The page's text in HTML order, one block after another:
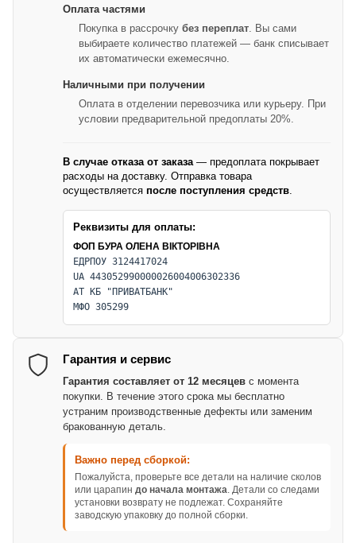
Оплата частями
Покупка в рассрочку без переплат. Вы сами
выбираете количество платежей — банк списывает
их автоматически ежемесячно.
Наличными при получении
Оплата в отделении перевозчика или курьеру. При
условии предварительной предоплаты 20%.
В случае отказа от заказа— предоплата покрывает
расходы на доставку. Отправка товара
осуществляется после поступления средств.
Реквизиты для оплаты:
ФОП БУРА ОЛЕНА ВІКТОРІВНА
ЕДРПОУ 3124417024
UA 443052990000026004006302336
АТ КБ "ПРИВАТБАНК"
МФО 305299
Гарантия и сервис
Гарантия составляет от 12 месяцев с момента
покупки. В течение этого срока мы бесплатно
устраним производственные дефекты или заменим
бракованную деталь.
Важно перед сборкой:
Пожалуйста, проверьте все детали на наличие сколов
или царапин до начала монтажа. Детали со следами
установки возврату не подлежат. Сохраняйте
заводскую упаковку до полной сборки.